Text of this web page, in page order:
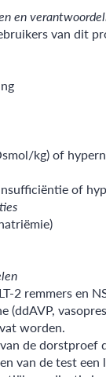
en
van dit
kg) of
of
2 remmers en
(ddAVP,
worden.
de dorstproef
van de test